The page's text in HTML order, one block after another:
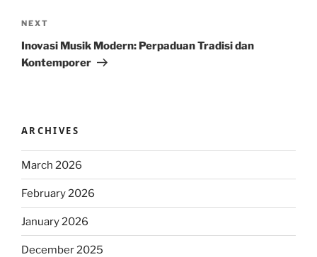
Next
Post
NEXT
Inovasi Musik Modern: Perpaduan Tradisi dan
Kontemporer
ARCHIVES
March 2026
February 2026
January 2026
December 2025